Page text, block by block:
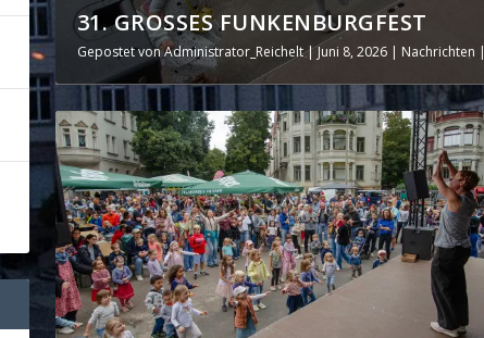
31. GROSSES FUNKENBURGFEST
Gepostet vonAdministrator_Reichelt|Juni 8, 2026| Nachrichten |